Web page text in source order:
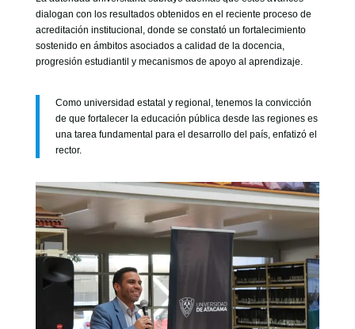
dialogan con los resultados obtenidos en el reciente proceso de
acreditación institucional, donde se constató un fortalecimiento
sostenido en ámbitos asociados a calidad de la docencia,
progresión estudiantil y mecanismos de apoyo al aprendizaje.
Como universidad estatal y regional, tenemos la convicción
de que fortalecer la educación pública desde las regiones es
una tarea fundamental para el desarrollo del país, enfatizó el
rector.